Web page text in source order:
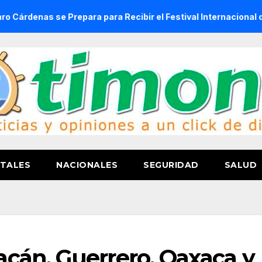
se Prepara para Recibir el Festival Internacional de la
NACIONALES SEGURIDAD SALUD